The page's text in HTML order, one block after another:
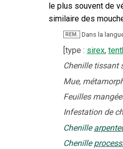
le plus souvent de
similaire des
REM. Dans la
[type : sirex,
Chenille tissant
Mue,
Feuilles
Infestation de
Chenille
Chenille